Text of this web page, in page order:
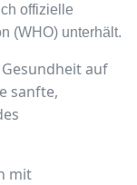
offizielle
(WHO) unterhält.
auf
sanfte,
mit